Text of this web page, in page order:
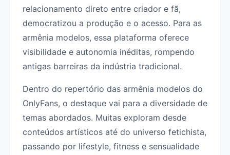
relacionamento direto entre criador e fã,
democratizou a produção e o acesso. Para as
armênia modelos, essa plataforma oferece
visibilidade e autonomia inéditas, rompendo
antigas barreiras da indústria tradicional.
Dentro do repertório das armênia modelos do
OnlyFans, o destaque vai para a diversidade de
temas abordados. Muitas exploram desde
conteúdos artísticos até do universo fetichista,
passando por lifestyle, fitness e sensualidade